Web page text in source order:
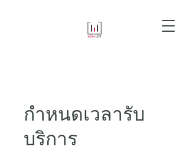
กำหนดเวลารับ
บริการ